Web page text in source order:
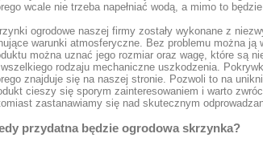
wcale nie trzeba napełniać wodą, a mimo to
ogrodowe naszej firmy zostały wykonane z
warunki atmosferyczne. Bez problemu można
można uznać jego rozmiar oraz wagę, które są
rodzaju mechaniczne uszkodzenia.
znajduje się na naszej stronie. Pozwoli to na
cieszy się sporym zainteresowaniem i warto
zastanawiamy się nad skutecznym
przydatna będzie ogrodowa skrzynka?